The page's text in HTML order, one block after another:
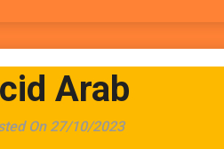
Arab
On 27/10/2023